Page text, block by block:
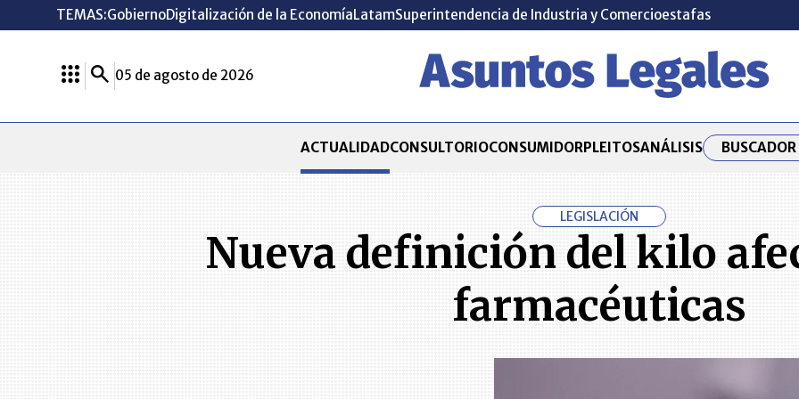
TEMAS:GobiernoDigitalización de la EconomíaLatamSuperintendencia de Industria y Comercioestafas
05 de agosto de 2026
ACTUALIDADCONSULTORIOCONSUMIDORPLEITOSANÁLISIS
LEGISLACIÓN
Nueva definición del kilo
farmacéuticas